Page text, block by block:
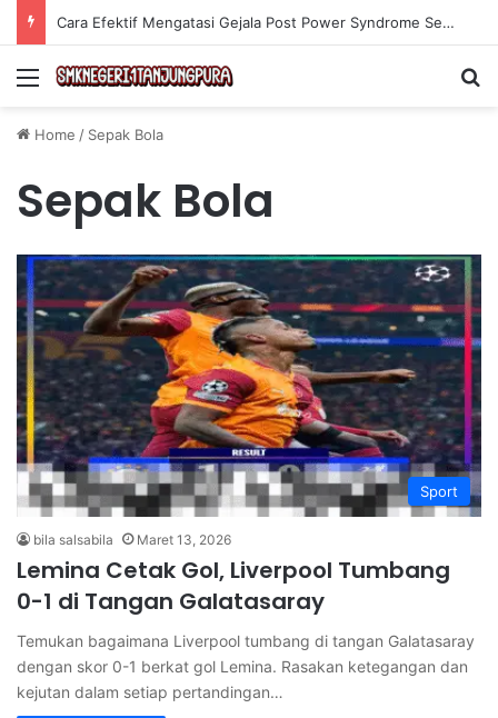
Cara Efektif Mengatasi Gejala Post Power Syndrome Setelah Pensiun Kerja
Menu
Home / Sepak Bola
Sepak Bola
Sport
bila salsabila Maret 13, 2026
Lemina Cetak Gol, Liverpool Tumbang
0-1 di Tangan Galatasaray
Temukan bagaimana Liverpool tumbang di tangan Galatasaray
dengan skor 0-1 berkat gol Lemina. Rasakan ketegangan dan
kejutan dalam setiap pertandingan…